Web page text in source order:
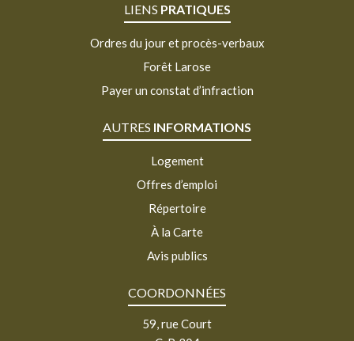
LIENS PRATIQUES
Ordres du jour et procès-verbaux
Forêt Larose
Payer un constat d’infraction
AUTRES INFORMATIONS
Logement
Offres d’emploi
Répertoire
À la Carte
Avis publics
COORDONNÉES
59, rue Court